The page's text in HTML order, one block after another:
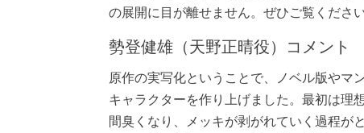
の展開に目が離せません。ぜひご覧くださ
勢登健雄（天野正晴役）コメント
原作の実写化ということで、ノベル版やマ
キャラクターを作り上げました。最初は理
間臭くなり、メッキが剥がれていく過程が